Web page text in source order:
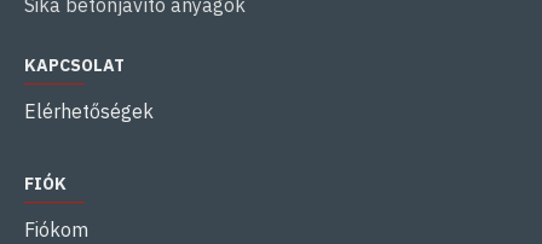
Sika betonjavító anyagok
KAPCSOLAT
Elérhetőségek
FIÓK
Fiókom